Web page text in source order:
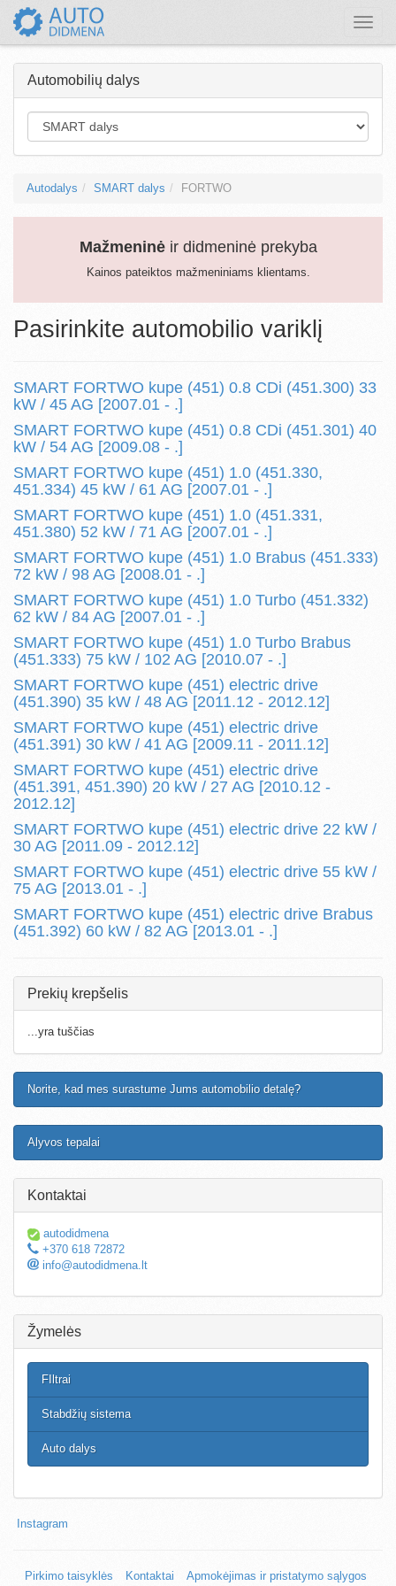
Toggle
Automobilių dalys
Autodalys SMART dalys FORTWO
Mažmeninėir didmeninė prekyba
Kainos pateiktos mažmeniniams klientams.
Pasirinkite automobilio variklį
SMART FORTWO kupe (451) 0.8 CDi (451.300) 33
kW / 45 AG [2007.01 - .]
SMART FORTWO kupe (451) 0.8 CDi (451.301) 40
kW / 54 AG [2009.08 - .]
SMART FORTWO kupe (451) 1.0 (451.330,
451.334) 45 kW / 61 AG [2007.01 - .]
SMART FORTWO kupe (451) 1.0 (451.331,
451.380) 52 kW / 71 AG [2007.01 - .]
SMART FORTWO kupe (451) 1.0 Brabus (451.333)
72 kW / 98 AG [2008.01 - .]
SMART FORTWO kupe (451) 1.0 Turbo (451.332)
62 kW / 84 AG [2007.01 - .]
SMART FORTWO kupe (451) 1.0 Turbo Brabus
(451.333) 75 kW / 102 AG [2010.07 - .]
SMART FORTWO kupe (451) electric drive
(451.390) 35 kW / 48 AG [2011.12 - 2012.12]
SMART FORTWO kupe (451) electric drive
(451.391) 30 kW / 41 AG [2009.11 - 2011.12]
SMART FORTWO kupe (451) electric drive
(451.391, 451.390) 20 kW / 27 AG [2010.12 -
2012.12]
SMART FORTWO kupe (451) electric drive 22 kW /
30 AG [2011.09 - 2012.12]
SMART FORTWO kupe (451) electric drive 55 kW /
75 AG [2013.01 - .]
SMART FORTWO kupe (451) electric drive Brabus
(451.392) 60 kW / 82 AG [2013.01 - .]
Prekių krepšelis
...yra tuščias
Norite, kad mes surastume Jums automobilio detalę?
Alyvos tepalai
Kontaktai
autodidmena
+370 618 72872
info@autodidmena.lt
Žymelės
FIltrai
Stabdžių sistema
Auto dalys
Instagram
Pirkimo taisyklės Kontaktai
Apmokėjimas ir pristatymo sąlygos